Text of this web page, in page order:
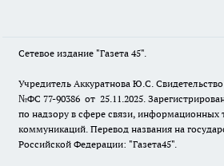
Сетевое издание "Газета 45".
Учредитель Аккуратнова Ю.С.
№ФС 77-90386 от 25.11.2025.
по надзору в сфере связи, информационных
коммуникаций. Перевод названия на
Российской Федерации: "Газета45".